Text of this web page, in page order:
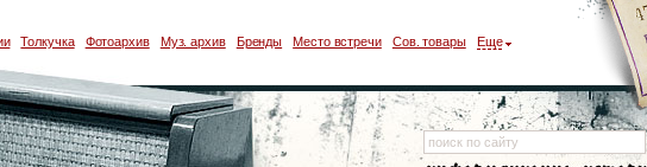
Толкучка Фотоархив Муз. архив Бренды Место встречи Сов. товары Еще